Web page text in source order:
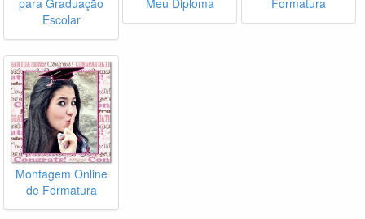
para Graduação
Escolar
Meu Diploma
Formatura
Montagem Online
de Formatura